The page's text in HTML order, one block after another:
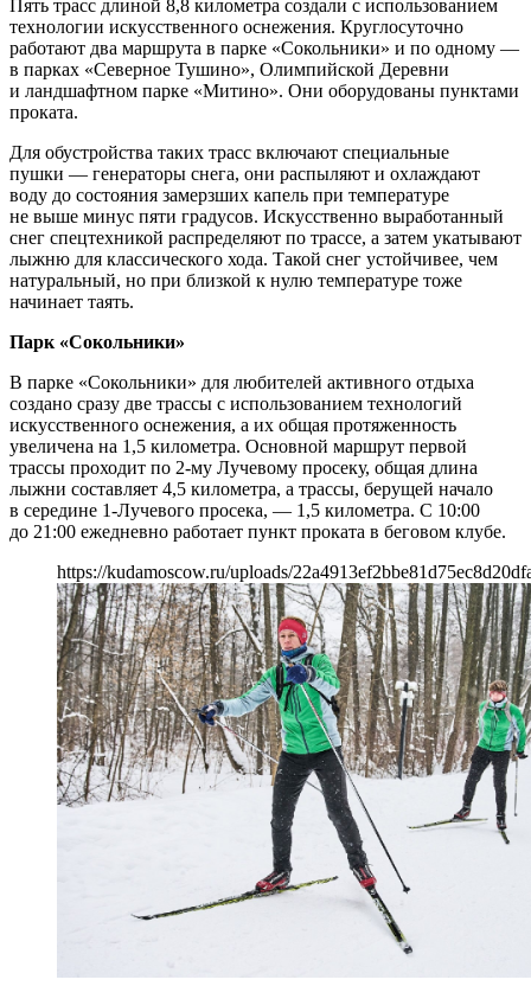
Пять трасс длиной 8,8 километра создали с использованием
технологии искусственного оснежения. Круглосуточно
работают два маршрута в парке «Сокольники» и по одному —
в парках «Северное Тушино», Олимпийской Деревни
и ландшафтном парке «Митино». Они оборудованы пунктами
проката.
Для обустройства таких трасс включают специальные
пушки — генераторы снега, они распыляют и охлаждают
воду до состояния замерзших капель при температуре
не выше минус пяти градусов. Искусственно выработанный
снег спецтехникой распределяют по трассе, а затем укатывают
лыжню для классического хода. Такой снег устойчивее, чем
натуральный, но при близкой к нулю температуре тоже
начинает таять.
Парк «Сокольники»
В парке «Сокольники» для любителей активного отдыха
создано сразу две трассы с использованием технологий
искусственного оснежения, а их общая протяженность
увеличена на 1,5 километра. Основной маршрут первой
трассы проходит по 2-му Лучевому просеку, общая длина
лыжни составляет 4,5 километра, а трассы, берущей начало
в середине 1-Лучевого просека, — 1,5 километра. С 10:00
до 21:00 ежедневно работает пункт проката в беговом клубе.
https://kudamoscow.ru/uploads/